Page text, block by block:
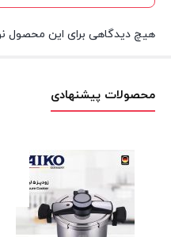
هیچ دیدگاهی برای این محصول
محصولات پیشنهادی